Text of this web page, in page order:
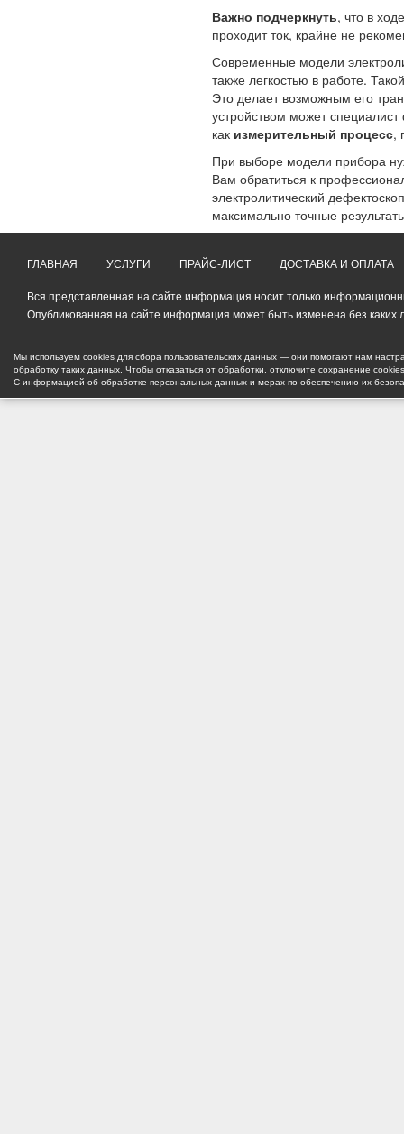
Важно подчеркнуть, что в
проходит ток, крайне не
Современные модели
также легкостью в работе.
Это делает возможным его
устройством может
как измерительный процесс,
При выборе модели прибора
Вам обратиться к
электролитический
максимально точные
ГЛАВНАЯ УСЛУГИ ПРАЙС-ЛИСТ ДОСТАВКА И ОПЛАТА
Вся представленная на сайте информация носит только
Опубликованная на сайте информация может быть изменена без каких
Мы используем cookies для сбора пользовательских данных — они помогают нам
обработку таких данных. Чтобы отказаться от обработки, отключите сохранение
С информацией об обработке персональных данных и мерах по обеспечению их